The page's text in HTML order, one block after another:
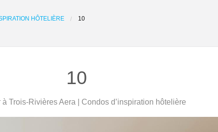
HÔTELIÈRE 10
10
Trois-Rivières Aera | Condos d’inspiration hôtelière